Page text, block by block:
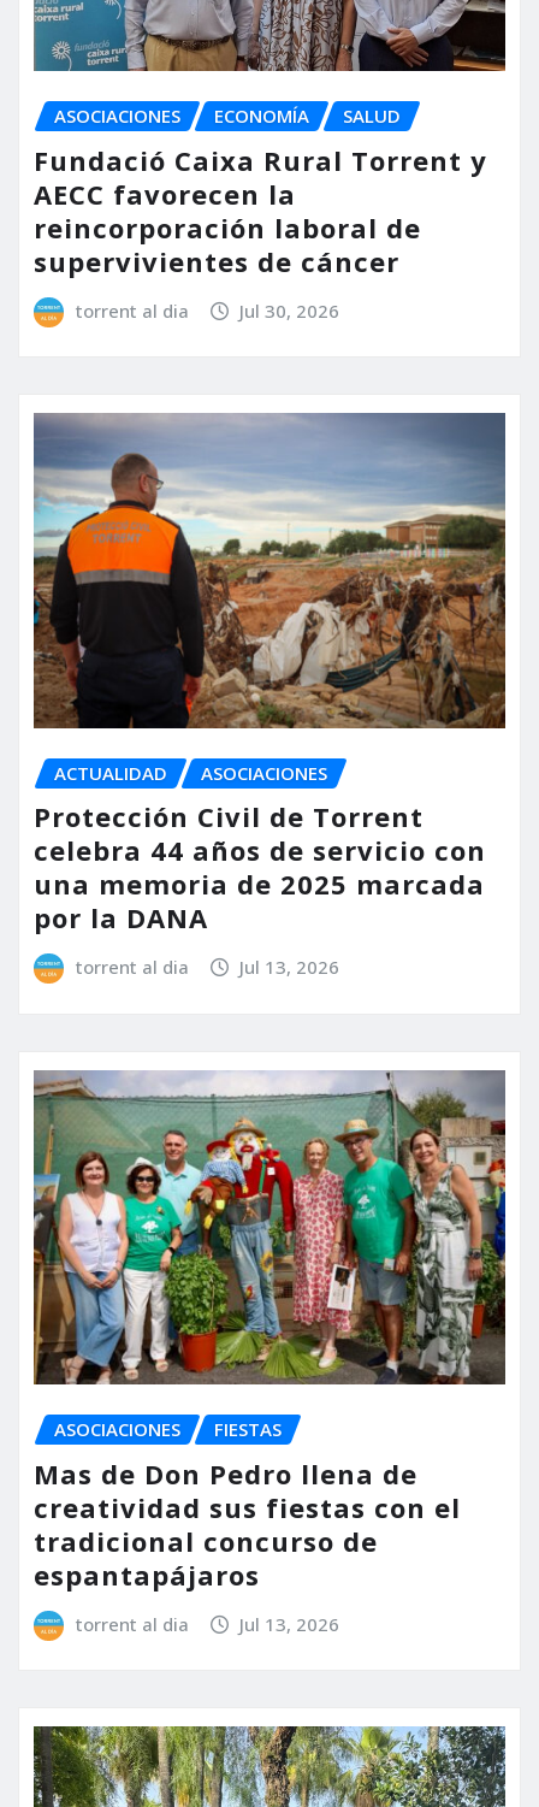
ASOCIACIONES ECONOMÍA SALUD
Fundació Caixa Rural Torrent y
AECC favorecen la
reincorporación laboral de
supervivientes de cáncer
torrent al dia Jul 30, 2026
ACTUALIDAD ASOCIACIONES
Protección Civil de Torrent
celebra 44 años de servicio con
una memoria de 2025 marcada
por la DANA
torrent al dia Jul 13, 2026
ASOCIACIONES FIESTAS
Mas de Don Pedro llena de
creatividad sus fiestas con el
tradicional concurso de
espantapájaros
torrent al dia Jul 13, 2026